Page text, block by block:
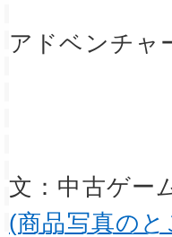
アドベンチャ
文：中古ゲー
(商品写真の